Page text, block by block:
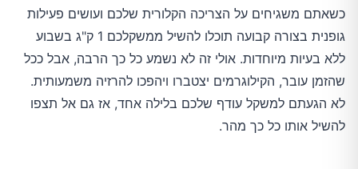
כשאתם משגיחים על הצריכה הקלורית שלכם ועושים פעילות
גופנית בצורה קבועה תוכלו להשיל ממשקלכם 1 ק"ג בשבוע
ללא בעיות מיוחדות. אולי זה לא נשמע כל כך הרבה, אבל ככל
שהזמן עובר, הקילוגרמים יצטברו ויהפכו להרזיה משמעותית.
לא הגעתם למשקל עודף שלכם בלילה אחד, אז גם אל תצפו
להשיל אותו כל כך מהר.